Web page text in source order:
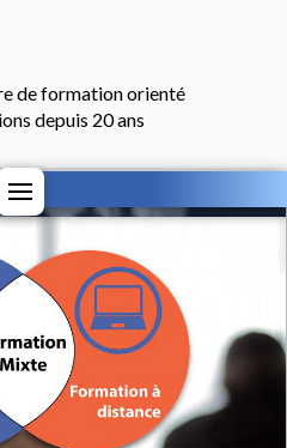
de formation orienté
depuis 20 ans